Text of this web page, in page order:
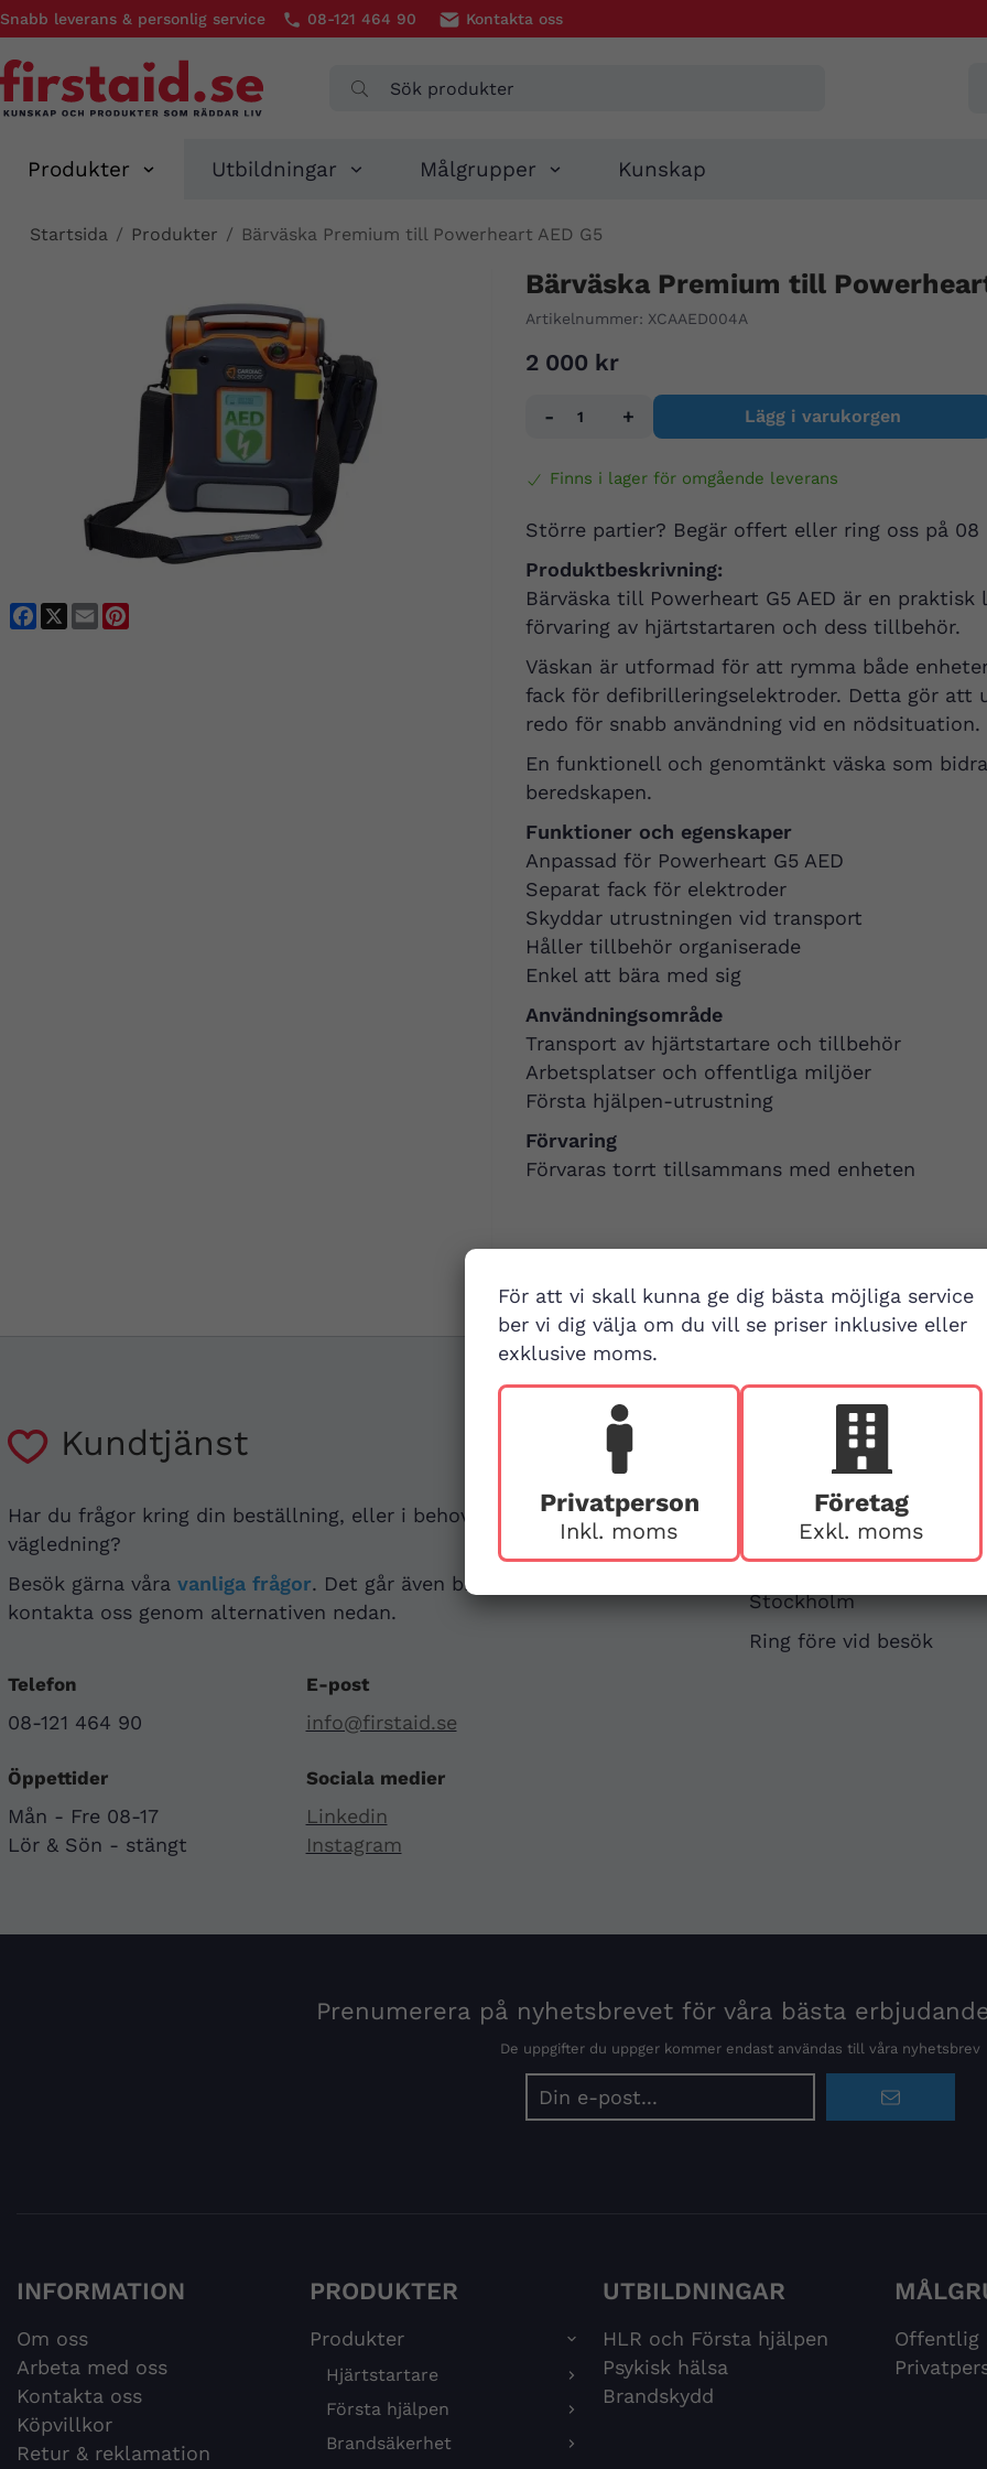
För att vi skall kunna ge dig bästa möjliga service
ber vi dig välja om du vill se priser inklusive eller
exklusive moms.
Privatperson
Inkl. moms
Företag
Exkl. moms
Snabb leverans & personlig service 08-121 464 90 Kontakta oss
Produkter Utbildningar Målgrupper Kunskap
Startsida / Produkter / Bärväska Premium till Powerheart AED G5
Facebook
X Email
Bärväska Premium till
Artikelnummer: XCAAED004A
2 000 kr
- + Lägg i varukorgen
Finns i lager för omgående leverans
Större partier? Begär offert eller ring oss på 08
Produktbeskrivning:
Bärväska till Powerheart G5 AED är en
förvaring av hjärtstartaren och dess tillbehör.
Väskan är utformad för att rymma både
fack för defibrilleringselektroder. Detta gör att
redo för snabb användning vid en nödsituation.
En funktionell och genomtänkt väska som
beredskapen.
Funktioner och egenskaper
Anpassad för Powerheart G5 AED
Separat fack för elektroder
Skyddar utrustningen vid transport
Håller tillbehör organiserade
Enkel att bära med sig
Användningsområde
Transport av hjärtstartare och tillbehör
Arbetsplatser och offentliga miljöer
Första hjälpen-utrustning
Förvaring
Förvaras torrt tillsammans med enheten
Kundtjänst
Har du frågor kring din beställning, eller i behov av
vägledning?
Besök gärna våra vanliga frågor. Det går även bra att
kontakta oss genom alternativen nedan.
Telefon
08-121 464 90
E-post
info@firstaid.se
Öppettider
Mån - Fre 08-17
Lör & Sön - stängt
Sociala medier
Linkedin
Instagram
Besök
First Aid Sweden
Hägerstensvägen 125
Stockholm
Ring före vid besök
Prenumerera på nyhetsbrevet för våra bästa
De uppgifter du uppger kommer endast användas till våra nyhetsbrev
postadress
INFORMATION
Om oss
Arbeta med oss
Kontakta oss
Köpvillkor
Retur & reklamation
PRODUKTER
Produkter
Hjärtstartare
Första hjälpen
Brandsäkerhet
UTBILDNINGAR
HLR och Första hjälpen
Psykisk hälsa
Brandskydd
Offentlig